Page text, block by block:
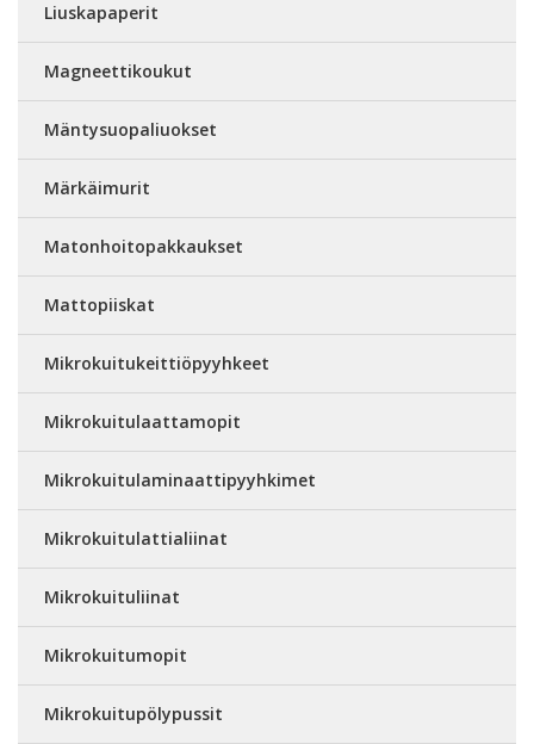
Liuskapaperit
Magneettikoukut
Mäntysuopaliuokset
Märkäimurit
Matonhoitopakkaukset
Mattopiiskat
Mikrokuitukeittiöpyyhkeet
Mikrokuitulaattamopit
Mikrokuitulaminaattipyyhkimet
Mikrokuitulattialiinat
Mikrokuituliinat
Mikrokuitumopit
Mikrokuitupölypussit